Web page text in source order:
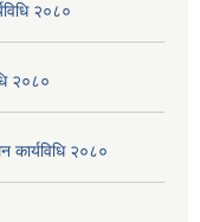
२०८०
२०८०
कार्यविधि २०८०